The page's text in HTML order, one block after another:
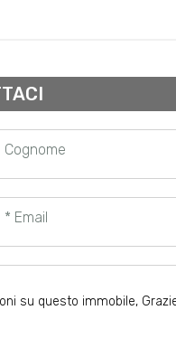
Cognome
* Email